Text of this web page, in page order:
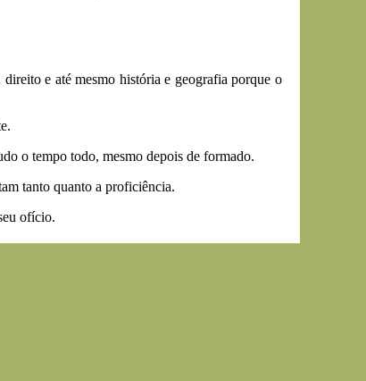
e até mesmo história e geografia porque o
o tempo todo, mesmo depois de formado.
tanto quanto a proficiência.
ofício.